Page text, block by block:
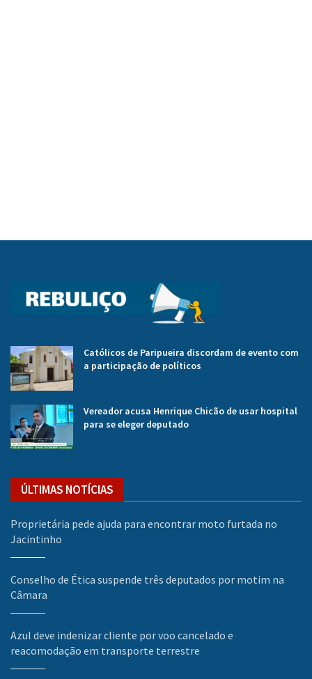
Católicos de Paripueira discordam de evento com
a participação de políticos
Vereador acusa Henrique Chicão de usar hospital
para se eleger deputado
ÚLTIMAS NOTÍCIAS
Proprietária pede ajuda para encontrar moto furtada no
Jacintinho
Conselho de Ética suspende três deputados por motim na
Câmara
Azul deve indenizar cliente por voo cancelado e
reacomodação em transporte terrestre